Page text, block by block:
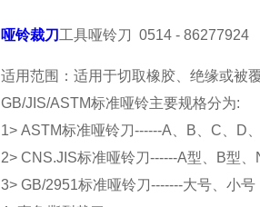
哑铃裁刀 工具哑铃刀 0514 - 86277924
适用范围：适用于切取橡胶、绝缘或被
GB/JIS/ASTM标准哑铃主要规格分为:
1> ASTM标准哑铃刀------A、B、C、D
2> CNS.JIS标准哑铃刀------A型、B型
3> GB/2951标准哑铃刀-------大号、小号